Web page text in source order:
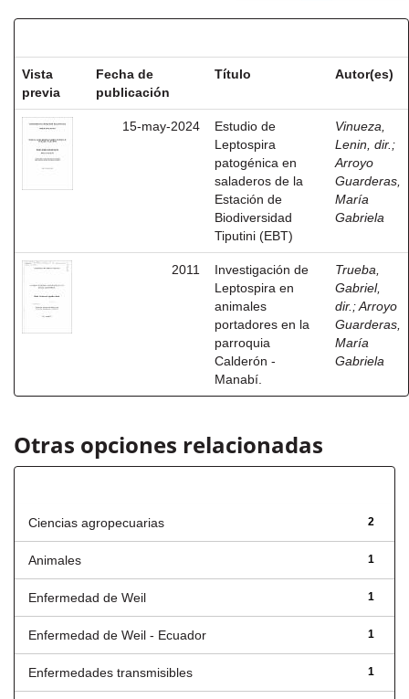
Vista
previa
Fecha de
publicación
Título Autor(es)
15-may-2024
Estudio de
Leptospira
patogénica en
saladeros de la
Estación de
Biodiversidad
Tiputini (EBT)
Vinueza,
Lenin, dir. ;
Arroyo
Guarderas,
María
Gabriela
2011
Investigación de
Leptospira en
animales
portadores en la
parroquia
Calderón -
Manabí.
Trueba,
Gabriel,
dir. ;Arroyo
Guarderas,
María
Gabriela
Otras opciones relacionadas
2
Ciencias agropecuarias
1
Animales
1
Enfermedad de Weil
1
Enfermedad de Weil - Ecuador
1
Enfermedades transmisibles